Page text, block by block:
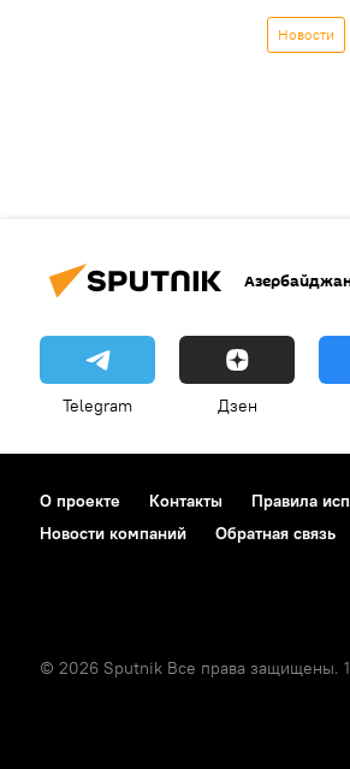
Новости
Telegram Дзен
О проекте Контакты Правила
Новости компаний
Обратная связь
© 2026 Sputnik Все права защищены.